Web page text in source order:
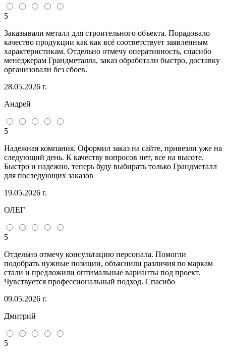
5
Заказывали металл для строительного объекта. Порадовало
качество продукции как как всё соответствует заявленным
характеристикам. Отдельно отмечу оперативность, спасибо
менеджерам Грандметалла, заказ обработали быстро, доставку
организовали без сбоев.
28.05.2026 г.
Андрей
5
Надежная компания. Оформил заказ на сайте, привезли уже на
следующий день. К качеству вопросов нет, все на высоте.
Быстро и надежно, теперь буду выбирать только Грандметалл
для последующих заказов
19.05.2026 г.
ОЛЕГ
5
Отдельно отмечу консультацию персонала. Помогли
подобрать нужные позиции, объяснили различия по маркам
стали и предложили оптимальные варианты под проект.
Чувствуется профессиональный подход. Спасибо
09.05.2026 г.
Дмитрий
5